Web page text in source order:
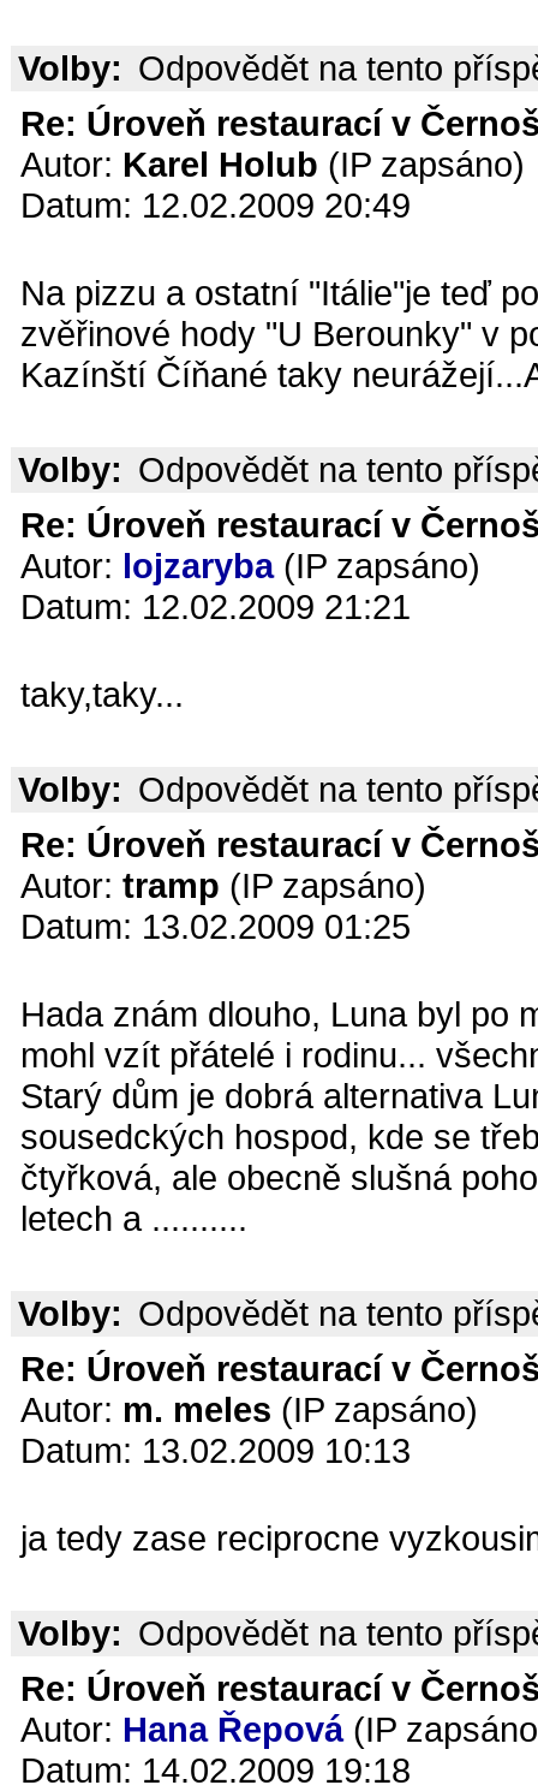
Volby: Odpovědět na tento
Re: Úroveň restaurací v
Autor: Karel Holub (IP zapsáno)
Datum: 12.02.2009 20:49
Na pizzu a ostatní "Itálie"je teď
zvěřinové hody "U Berounky" v
Kazínští Číňané taky
Volby: Odpovědět na tento
Re: Úroveň restaurací v
Autor: lojzaryba(IP zapsáno)
Datum: 12.02.2009 21:21
taky,taky...
Volby: Odpovědět na tento
Re: Úroveň restaurací v
Autor: tramp (IP zapsáno)
Datum: 13.02.2009 01:25
Hada znám dlouho, Luna byl po
mohl vzít přátelé i rodinu...
Starý dům je dobrá alternativa
sousedckých hospod, kde se
čtyřková, ale obecně slušná
letech a ..........
Volby: Odpovědět na tento
Re: Úroveň restaurací v
Autor: m. meles (IP zapsáno)
Datum: 13.02.2009 10:13
ja tedy zase reciprocne
Volby: Odpovědět na tento
Re: Úroveň restaurací v
Autor: Hana Řepová(IP
Datum: 14.02.2009 19:18